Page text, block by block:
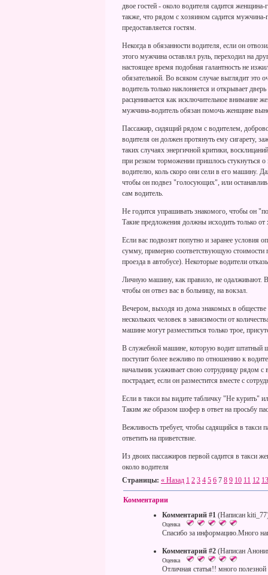
двое гостей - около водителя садится
также, что рядом с хозяином садится
предоставляется гостям.
Некогда в обязанности водителя, если он
этого мужчина оставлял руль, переходил на
настоящее время подобная галантность не
обязательной. Во всяком случае выглядит это
водитель только наклоняется и открывает
расценивается как исключительное внимание
мужчина-водитель обязан помочь женщине
Пассажир, сидящий рядом с водителем,
водителя он должен протянуть ему сигарету,
таких случаях энергичной критики,
при резком торможении пришлось стукнуться
водителю, коль скоро они сели в его машину.
чтобы он подвез "голосующих", или
сам водитель.
Не годится упрашивать знакомого, чтобы он
Такие предложения должны исходить только
Если вас подвозят попутно и заранее условия
сумму, примерно соответствующую стоимости
проезда в автобусе). Некоторые водители
Личную машину, как правило, не одалживают.
чтобы он отвез вас в больницу, на вокзал.
Вечером, выходя из дома знакомых в обществе
нескольких человек в зависимости от
машине могут разместиться только трое,
В служебной машине, которую водит штатный
поступит более вежливо по отношению к
начальник усаживает свою сотрудницу рядом с
пострадает, если он разместится вместе с
Если в такси вы видите табличку "Не курить"
Таким же образом шофер в ответ на просьбу
Вежливость требует, чтобы садящийся в такси
ответить на приветствие.
Из двоих пассажиров первой садится в такси
около водителя
Страницы: « Назад 1 2 3 4 5 6 7 8 9 10 11 12 13
Комментарии
Комментарий #1 (Написан
Оценка
Спасибо за информацию.Много
Комментарий #2 (Написан
Оценка
Отличная статья!! много